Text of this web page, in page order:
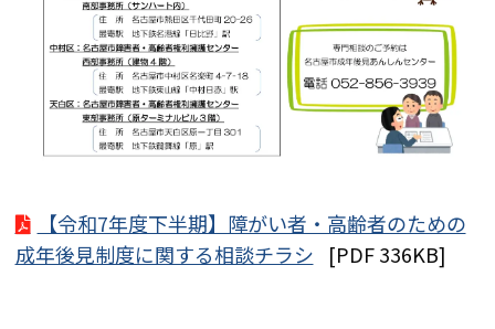
【令和7年度下半期】障がい者・高齢者のための
成年後見制度に関する相談チラシ
[PDF 336KB]